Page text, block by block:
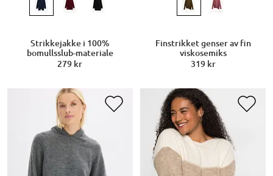
Strikkejakke i 100%
bomullsslub-materiale
279 kr
Finstrikket genser av fin
viskosemiks
319 kr